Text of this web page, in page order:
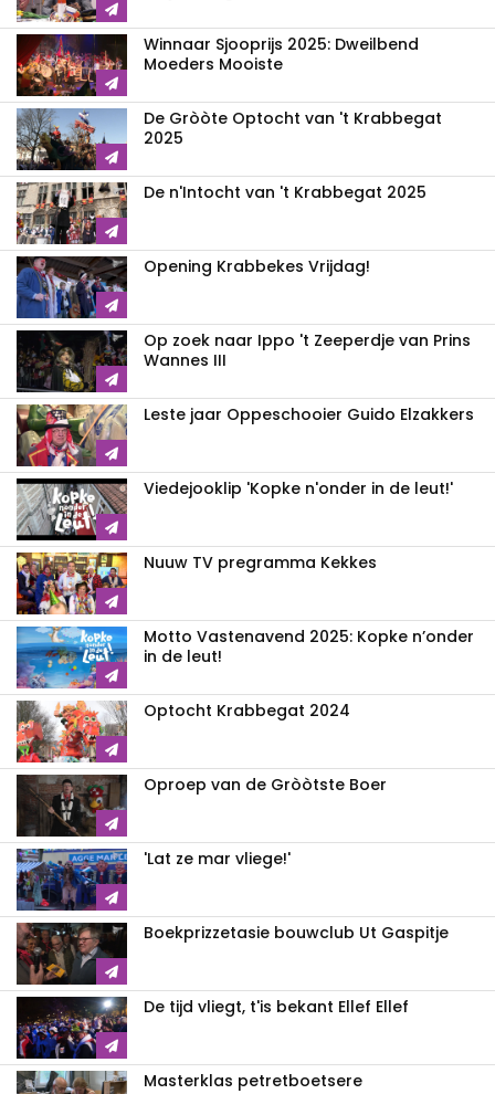
Winnaar Sjooprijs 2025: Dweilbend
Moeders Mooiste
De Gròòte Optocht van 't Krabbegat
2025
De n'Intocht van 't Krabbegat 2025
Opening Krabbekes Vrijdag!
Op zoek naar Ippo 't Zeeperdje van Prins
Wannes III
Leste jaar Oppeschooier Guido Elzakkers
Viedejooklip 'Kopke n'onder in de leut!'
Nuuw TV pregramma Kekkes
Motto Vastenavend 2025: Kopke n’onder
in de leut!
Optocht Krabbegat 2024
Oproep van de Gròòtste Boer
'Lat ze mar vliege!'
Boekprizzetasie bouwclub Ut Gaspitje
De tijd vliegt, t'is bekant Ellef Ellef
Masterklas petretboetsere